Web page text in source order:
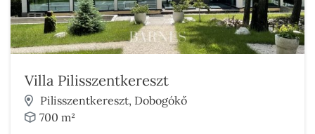
Villa Pilisszentkereszt
Pilisszentkereszt, Dobogókő
700 m²